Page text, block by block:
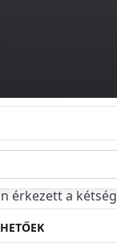
őrizték a
érkezett a
egy 43 éves